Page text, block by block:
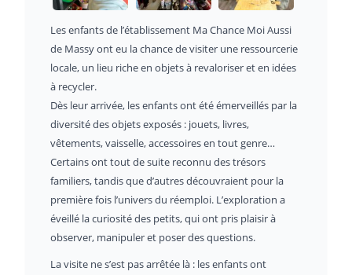
Les enfants de l’établissement Ma Chance Moi Aussi
de Massy ont eu la chance de visiter une ressourcerie
locale, un lieu riche en objets à revaloriser et en idées
à recycler.
Dès leur arrivée, les enfants ont été émerveillés par la
diversité des objets exposés : jouets, livres,
vêtements, vaisselle, accessoires en tout genre…
Certains ont tout de suite reconnu des trésors
familiers, tandis que d’autres découvraient pour la
première fois l’univers du réemploi. L’exploration a
éveillé la curiosité des petits, qui ont pris plaisir à
observer, manipuler et poser des questions.
La visite ne s’est pas arrêtée là : les enfants ont